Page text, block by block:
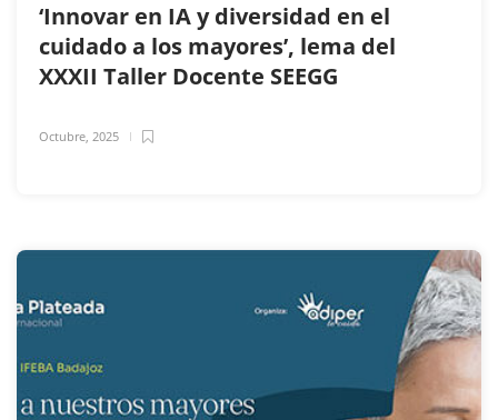
‘Innovar en IA y diversidad en el
cuidado a los mayores’, lema del
XXXII Taller Docente SEEGG
Octubre, 2025